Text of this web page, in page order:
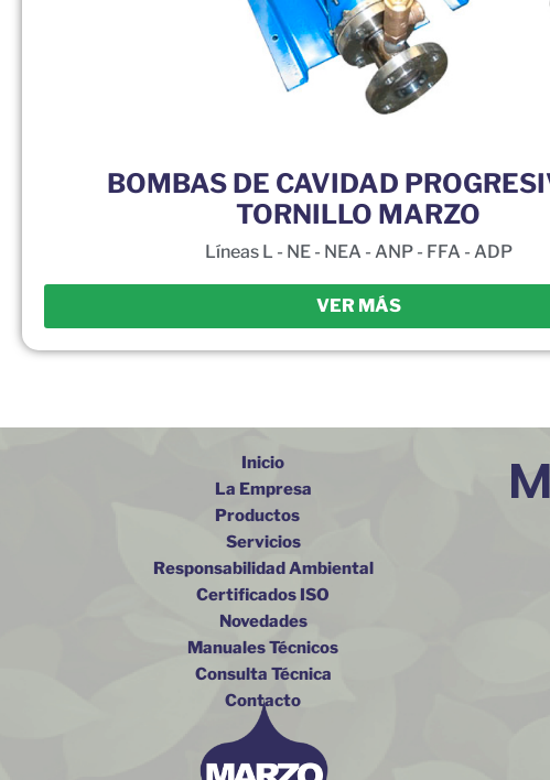
BOMBAS DE CAVIDAD
TORNILLO MARZO
Líneas L - NE - NEA - ANP - FFA - ADP
VER MÁS
Inicio
La Empresa
Productos
Servicios
Responsabilidad Ambiental
Certificados ISO
Novedades
Manuales Técnicos
Consulta Técnica
Contacto